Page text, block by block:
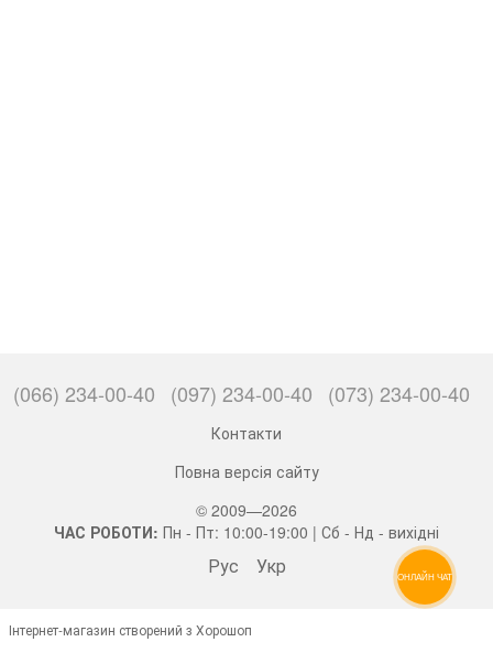
(066) 234-00-40 (097) 234-00-40 (073) 234-00-40
Контакти
Повна версія сайту
© 2009—2026
ЧАС РОБОТИ: Пн - Пт: 10:00-19:00 | Сб - Нд - вихідні
Рус Укр
Інтернет-магазин створений з Хорошоп
ОНЛАЙН ЧАТ